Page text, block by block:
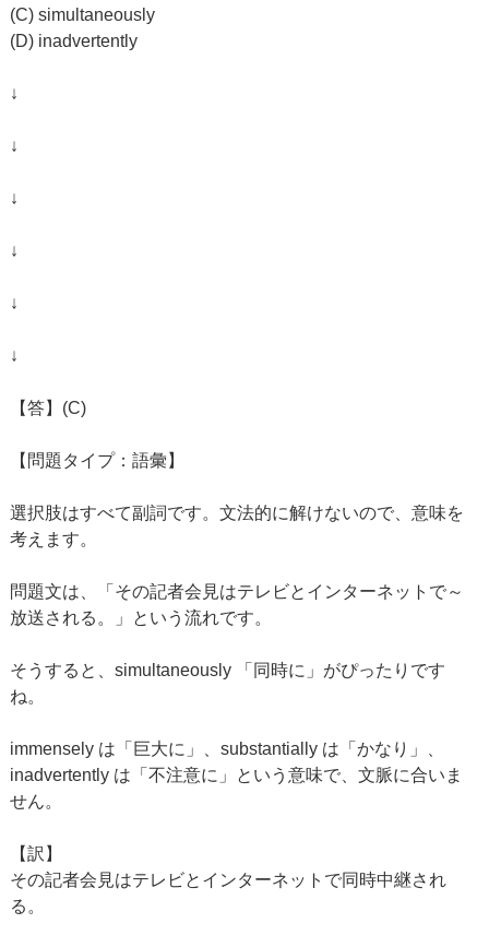
(C) simultaneously
(D) inadvertently
↓
↓
↓
↓
↓
↓
【答】(C)
【問題タイプ：語彙】
選択肢はすべて副詞です。文法的に解けないので、意味を
考えます。
問題文は、「その記者会見はテレビとインターネットで～
放送される。」という流れです。
そうすると、simultaneously 「同時に」がぴったりです
ね。
immensely は「巨大に」、substantially は「かなり」、
inadvertently は「不注意に」という意味で、文脈に合いま
せん。
【訳】
その記者会見はテレビとインターネットで同時中継され
る。